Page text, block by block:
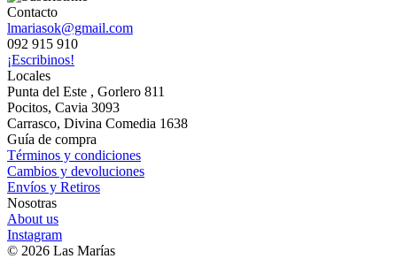
Contacto
lmariasok@gmail.com
092 915 910
¡Escribinos!
Locales
Punta del Este , Gorlero 811
Pocitos, Cavia 3093
Carrasco, Divina Comedia 1638
Guía de compra
Términos y condiciones
Cambios y devoluciones
Envíos y Retiros
Nosotras
About us
Instagram
© 2026 Las Marías